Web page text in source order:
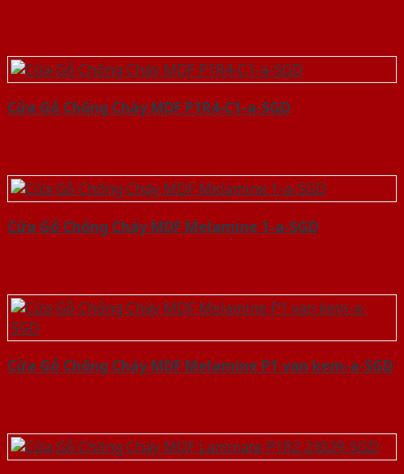
Cửa Gỗ Chống Cháy MDF P1R4-C1-a-SGD
Cửa Gỗ Chống Cháy MDF Melamine 1-a-SGD
Cửa Gỗ Chống Cháy MDF Melamine P1 van kem-a-SGD